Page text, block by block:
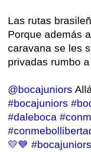
Las rutas
Porque además
caravana se les
privadas rumbo
@bocajuniors
#bocajuniors
#daleboca
💛💙